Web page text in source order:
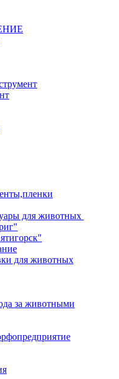
для животных
для животных
за животными